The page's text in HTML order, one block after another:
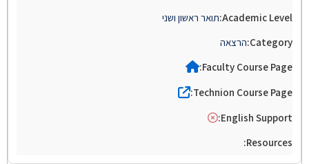
תואר ראשון ושני
הרצאה